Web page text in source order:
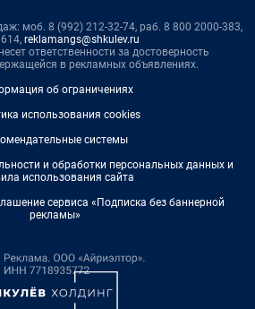
моб. 8 (992) 212-32-74, раб. 8 800 2000-383,
reklamangs@shkulev.ru
ответственности за достоверность
в рекламных объявлениях.
об ограничениях
использования cookies
системы
и обработки персональных данных и
использования сайта
сервиса «Подписка без баннерной
рекламы»